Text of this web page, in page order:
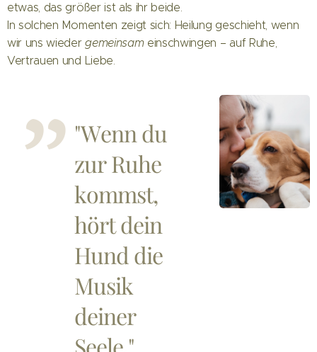
etwas, das größer ist als ihr beide.
In solchen Momenten zeigt sich: Heilung geschieht, wenn
wir uns wiedergemeinsameinschwingen – auf Ruhe,
Vertrauen und Liebe.
"Wenn du
zur Ruhe
kommst,
hört dein
Hund die
Musik
deiner